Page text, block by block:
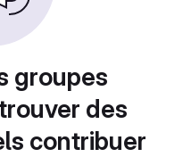
groupes
des
contribuer